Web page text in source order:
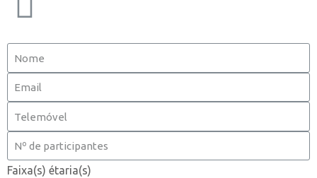
Faixa(s) étaria(s)